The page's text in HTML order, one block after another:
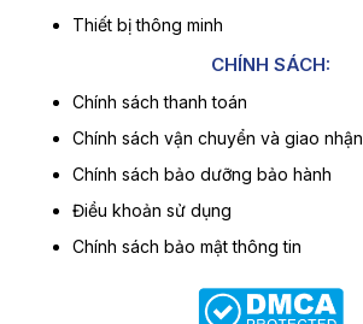
Thiết bị thông minh
CHÍNH SÁCH:
Chính sách thanh toán
Chính sách vận chuyển và giao nhận
Chính sách bảo dưỡng bảo hành
Điều khoản sử dụng
Chính sách bảo mật thông tin